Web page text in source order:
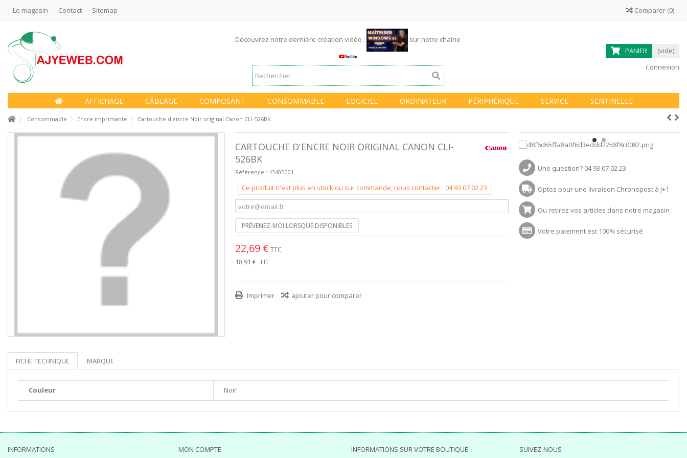
Le magasin Contact Sitemap Comparer (0)
Découvrez notre dernière création vidéo :
sur notre chaîne
PANIER
(vide)
Connexion
AFFICHAGE CÂBLAGE COMPOSANT CONSOMMABLE LOGICIEL ORDINATEUR PÉRIPHÉRIQUE SERVICE SENTINELLE
Consommable Encre imprimante Cartouche d'encre Noir original Canon CLI-526BK
CARTOUCHE D'ENCRE NOIR ORIGINAL CANON CLI-
526BK
Référence : 4540B001
Ce produit n'est plus en stock ou sur commande, nous contacter : 04 93 07 02 23
PRÉVENEZ-MOI LORSQUE DISPONIBLES
22,69 € TTC
18,91 € HT
Imprimer ajouter pour comparer
Une question? 04 93 07 02 23
Optez pour une livraison Chronopost à J+1
Ou retirez vos articles dans notre magasin
Votre paiement est 100% sécurisé
FICHE TECHNIQUE MARQUE
Couleur Noir
INFORMATIONS MON COMPTE INFORMATIONS SUR VOTRE BOUTIQUE SUIVEZ-NOUS